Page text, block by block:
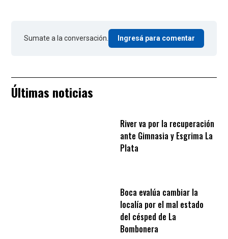
Sumate a la conversación. Ingresá para comentar
Últimas noticias
River va por la recuperación
ante Gimnasia y Esgrima La
Plata
Boca evalúa cambiar la
localía por el mal estado
del césped de La
Bombonera